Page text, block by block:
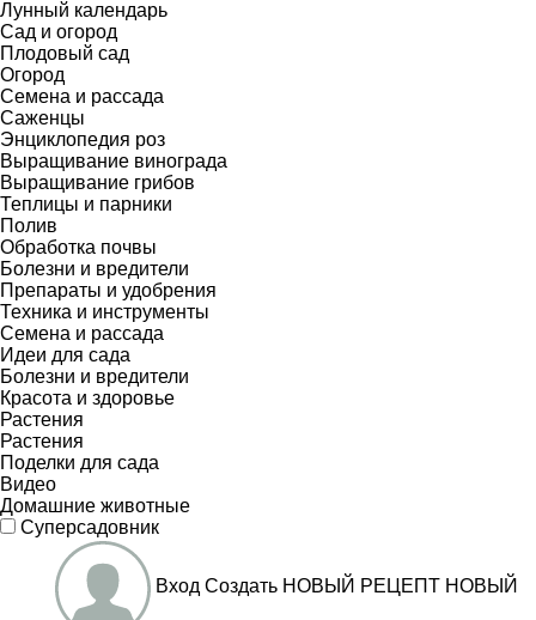
Лунный календарь
Сад и огород
Плодовый сад
Огород
Семена и рассада
Саженцы
Энциклопедия роз
Выращивание винограда
Выращивание грибов
Теплицы и парники
Полив
Обработка почвы
Болезни и вредители
Препараты и удобрения
Техника и инструменты
Семена и рассада
Идеи для сада
Болезни и вредители
Красота и здоровье
Растения
Растения
Поделки для сада
Видео
Домашние животные
Суперсадовник
Вход Создать НОВЫЙ РЕЦЕПТ НОВЫЙ